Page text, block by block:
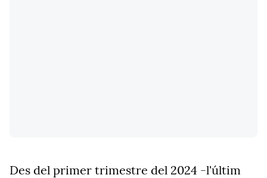
Des del primer trimestre del 2024 -l'últim